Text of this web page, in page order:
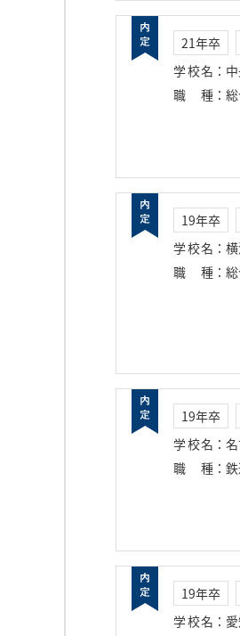
21年卒
学校名 ：
職種 ：
19年卒
学校名 ：
職種 ：
19年卒
学校名 ：
職種 ：
19年卒
学校名 ：